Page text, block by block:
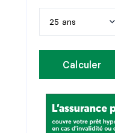
25 ans
5 ans
15
20 ans
Calculer